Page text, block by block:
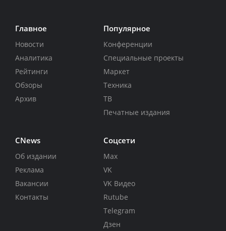
Главное
Новости
Аналитика
Рейтинги
Обзоры
Архив
Популярное
Конференции
Специальные проекты
Маркет
Техника
ТВ
Печатные издания
CNews
Об издании
Реклама
Вакансии
Контакты
Соцсети
Max
VK
VK Видео
Rutube
Telegram
Дзен